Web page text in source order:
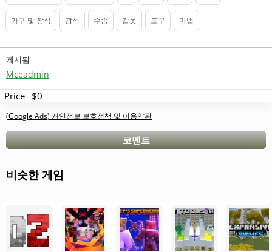
가구 및 장식 광석 수송 갑옷 도구 마법
게시됨
Mceadmin
Price $0
(Google Ads) 개인정보 보호정책 및 이용약관
코멘트
비슷한 게임